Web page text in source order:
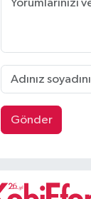
Gönder